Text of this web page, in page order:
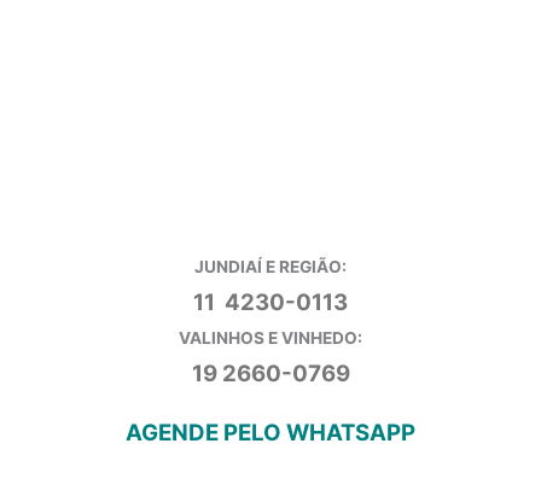
JUNDIAÍ E REGIÃO:
11 4230-0113
VALINHOS E VINHEDO:
19 2660-0769
AGENDE PELO WHATSAPP